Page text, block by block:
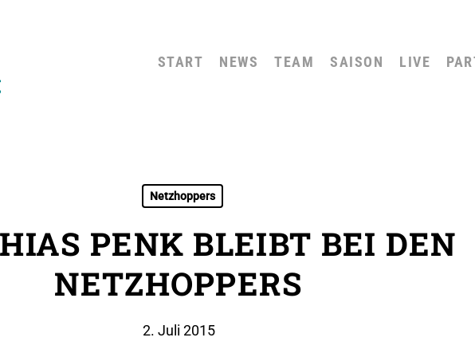
START NEWS TEAM SAISON LIVE
Netzhoppers
PENK BLEIBT BEI DEN
NETZHOPPERS
2. Juli 2015